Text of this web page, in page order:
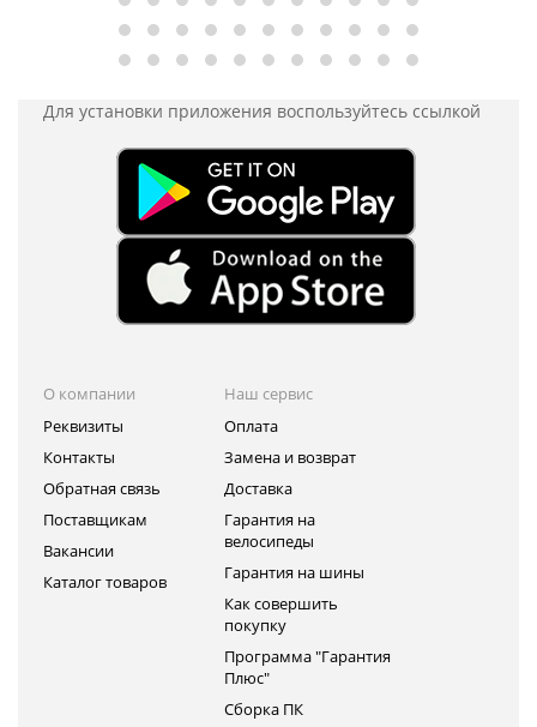
Для установки приложения воспользуйтесь ссылкой
О компании
Реквизиты
Контакты
Обратная связь
Поставщикам
Вакансии
Каталог товаров
Наш сервис
Оплата
Замена и возврат
Доставка
Гарантия на
велосипеды
Гарантия на шины
Как совершить
покупку
Программа "Гарантия
Плюс"
Сборка ПК